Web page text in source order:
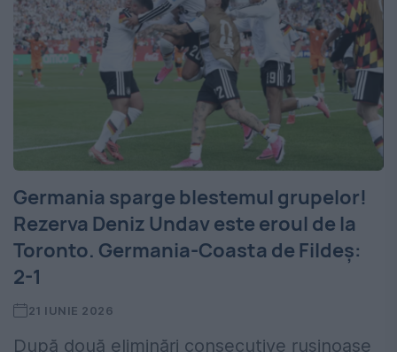
Germania sparge blestemul grupelor!
Rezerva Deniz Undav este eroul de la
Toronto. Germania-Coasta de Fildeș:
2-1
21 IUNIE 2026
După două eliminări consecutive rușinoase